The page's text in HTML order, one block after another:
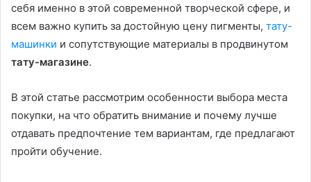
себя именно в этой современной творческой сфере, и
всем важно купить за достойную цену пигменты, тату-
машинки и сопутствующие материалы в продвинутом
тату-магазине.
В этой статье рассмотрим особенности выбора места
покупки, на что обратить внимание и почему лучше
отдавать предпочтение тем вариантам, где предлагают
пройти обучение.